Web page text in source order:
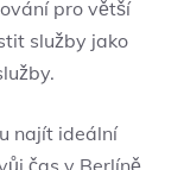
pro větší
služby jako
najít ideální